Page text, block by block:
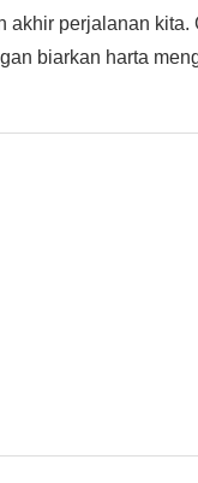
perjalanan kita.
biarkan harta